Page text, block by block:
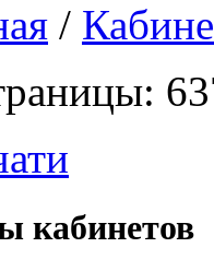
/
кабинетов